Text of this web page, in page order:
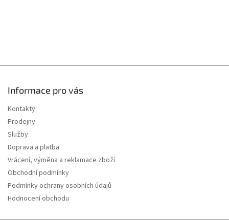
Informace pro vás
Kontakty
Prodejny
Služby
Doprava a platba
Vrácení, výměna a reklamace zboží
Obchodní podmínky
Podmínky ochrany osobních údajů
Hodnocení obchodu